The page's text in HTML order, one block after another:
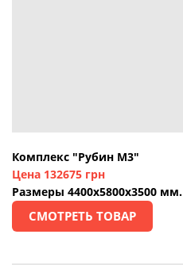
Комплекс "Рубин М3"
Цена 132675 грн
Размеры 4400х5800х3500 мм.
СМОТРЕТЬ ТОВАР